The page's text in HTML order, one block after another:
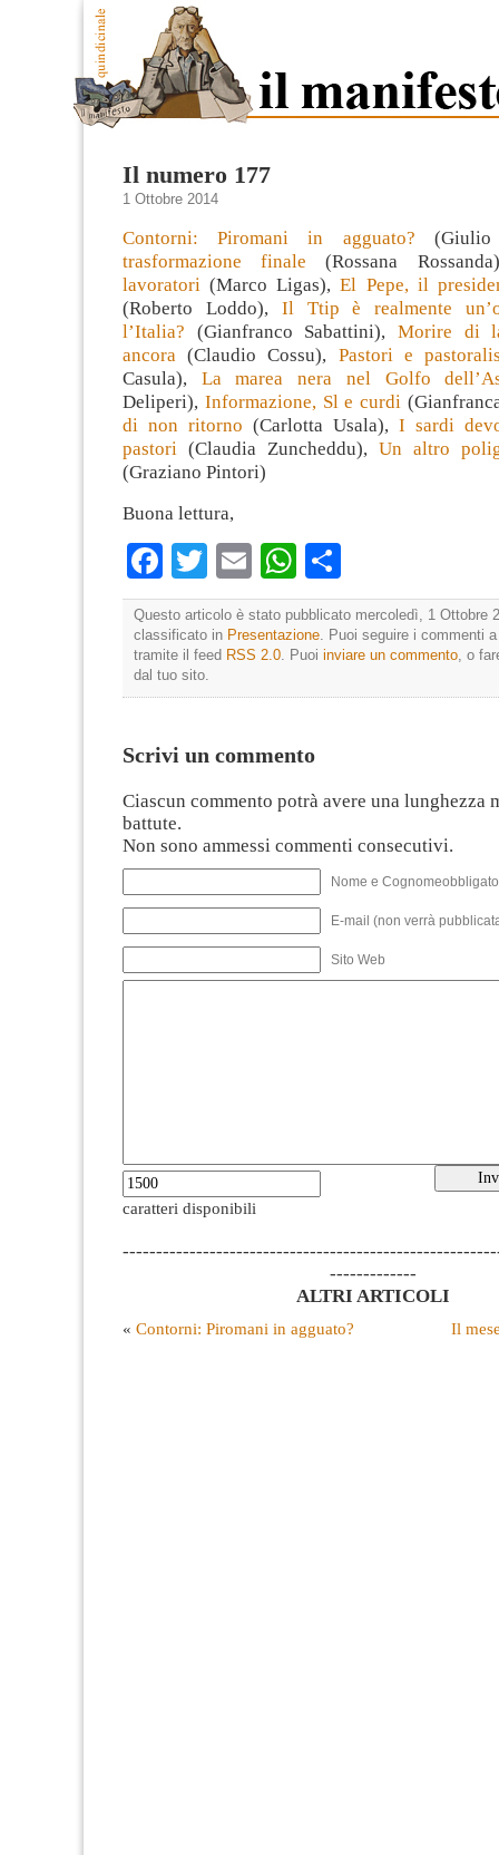
Il numero 177
1 Ottobre 2014
Contorni: Piromani in agguato?
trasformazione finale (Rossana
lavoratori (Marco Ligas),El Pepe, il
(Roberto Loddo), Il Ttip è realmente
l’Italia? (Gianfranco Sabattini), Morire di
ancora (Claudio Cossu), Pastori e
Casula), La marea nera nel Golfo
Deliperi), Informazione, Sl e curdi
di non ritorno (Carlotta Usala), I sardi
pastori (Claudia Zuncheddu), Un altro
(Graziano Pintori)
Buona lettura,
Facebook
TwitterEmailWhatsApp
Questo articolo è stato pubblicato mercoledì, 1 Ottobre
classificato in Presentazione . Puoi seguire i commenti
tramite il feed RSS 2.0 . Puoi inviare un commento , o
dal tuo sito.
Scrivi un commento
Ciascun commento potrà avere una lunghezza
battute.
Non sono ammessi commenti consecutivi.
Nome e
E-mail (non verrà
Sito Web
caratteri disponibili
-------------
ALTRI ARTICOLI
« Contorni: Piromani in agguato? Il